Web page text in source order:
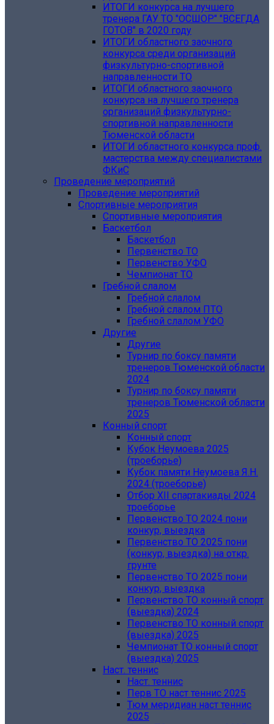
ИТОГИ конкурса на лучшего
тренера ГАУ ТО "ОСШОР" "ВСЕГДА
ГОТОВ" в 2020 году
ИТОГИ областного заочного
конкурса среди организаций
физкультурно-спортивной
направленности ТО
ИТОГИ областного заочного
конкурса на лучшего тренера
организаций физкультурно-
спортивной направленности
Тюменской области
ИТОГИ областного конкурса проф.
мастерства между специалистами
ФКиС
Проведение мероприятий
Проведение мероприятий
Спортивные мероприятия
Спортивные мероприятия
Баскетбол
Баскетбол
Первенство ТО
Первенство УФО
Чемпионат ТО
Гребной слалом
Гребной слалом
Гребной слалом ПТО
Гребной слалом УФО
Другие
Другие
Турнир по боксу памяти
тренеров Тюменской области
2024
Турнир по боксу памяти
тренеров Тюменской области
2025
Конный спорт
Конный спорт
Кубок Неумоева 2025
(троеборье)
Кубок памяти Неумоева Я.Н.
2024 (троеборье)
Отбор XII спартакиады 2024
троеборье
Первенство ТО 2024 пони
конкур, выездка
Первенство ТО 2025 пони
(конкур, выездка) на откр.
грунте
Первенство ТО 2025 пони
конкур, выездка
Первенство ТО конный спорт
(выездка) 2024
Первенство ТО конный спорт
(выездка) 2025
Чемпионат ТО конный спорт
(выездка) 2025
Наст. теннис
Наст. теннис
Перв ТО наст теннис 2025
Тюм меридиан наст теннис
2025